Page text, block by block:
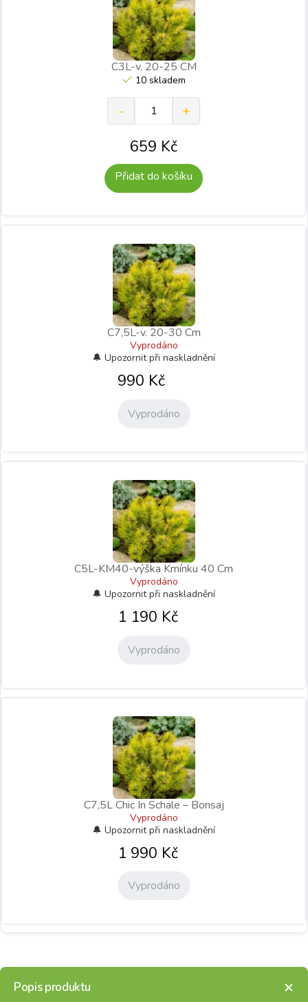
C3L-v. 20-25 CM
10 skladem
659 Kč
Přidat do košíku
C7,5L-v. 20-30 Cm
Vyprodáno
990 Kč
Vyprodáno
C5L-KM40-výška Kmínku 40 Cm
Vyprodáno
1 190 Kč
Vyprodáno
C7,5L Chic In Schale – Bonsaj
Vyprodáno
1 990 Kč
Vyprodáno
Popis produktu